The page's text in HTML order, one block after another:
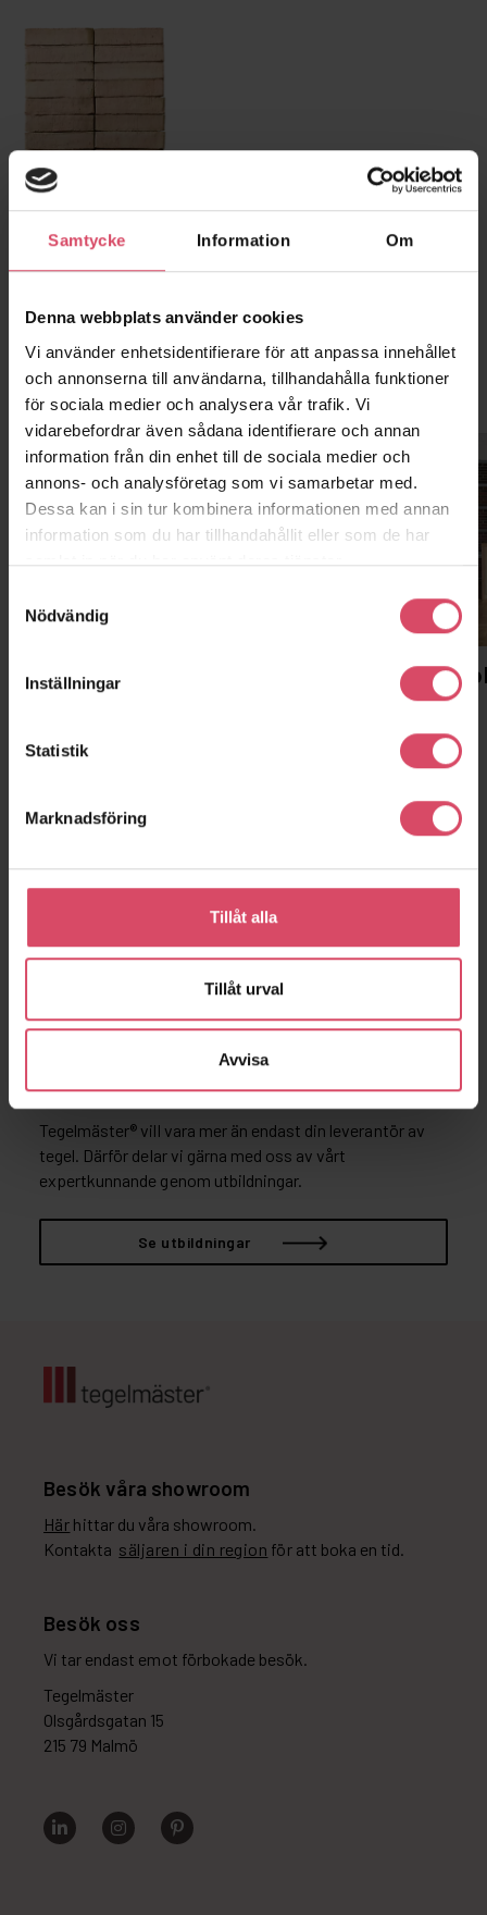
Samtycke Information Om
Denna webbplats använder cookies
Vi använder enhetsidentifierare för att anpassa innehållet
och annonserna till användarna, tillhandahålla funktioner
för sociala medier och analysera vår trafik. Vi
vidarebefordrar även sådana identifierare och annan
information från din enhet till de sociala medier och
annons- och analysföretag som vi samarbetar med.
Dessa kan i sin tur kombinera informationen med annan
information som du har tillhandahållit eller som de har
samlat in när du har använt deras tjänster.
Nödvändig
Inställningar
Statistik
Marknadsföring
Tillåt alla
Tillåt urval
Avvisa
2116 Gul slagen -
Kontor och showroom
Malmö
Utbildningar
Tegelmäster® vill vara mer än endast din leverantör av
tegel. Därför delar vi gärna med oss av vårt
expertkunnande genom utbildningar.
Se utbildningar
Besök våra showroom
Här hittar du våra showroom.
Kontakta säljaren i din region för att boka en tid.
Besök oss
Vi tar endast emot förbokade besök.
Tegelmäster
Olsgårdsgatan 15
215 79 Malmö